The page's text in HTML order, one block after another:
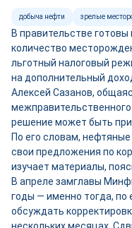
добыча нефти зрелые
В правительстве
количество
льготный налоговый
на дополнительный
Алексей Сазанов,
межправительственного
решение может быть
По его словам,
свои предложения по
изучает материалы,
В апреле замглавы
годы — именно тогда,
обсуждать